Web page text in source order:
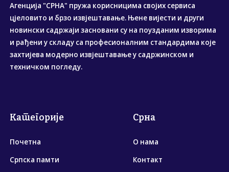
Агенција "СРНА" пружа корисницима својих сервиса
цјеловито и брзо извјештавање. Њене вијести и други
новински садржаји засновани су на поузданим изворима
и рађени у складу са професионалним стандардима које
захтијева модерно извјештавање у садржинском и
техничком погледу.
Категорије
Почетна
Српска памти
Срна
О нама
Контакт